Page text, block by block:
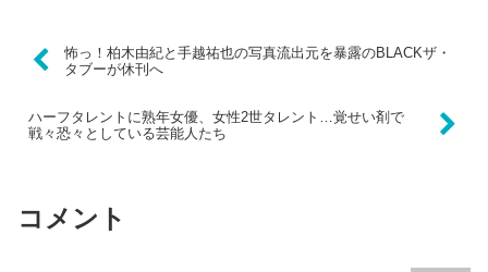
怖っ！柏木由紀と手越祐也の写真流出元を暴露のBLACKザ・
タブーが休刊へ
ハーフタレントに熟年女優、女性2世タレント…覚せい剤で
戦々恐々としている芸能人たち
コメント